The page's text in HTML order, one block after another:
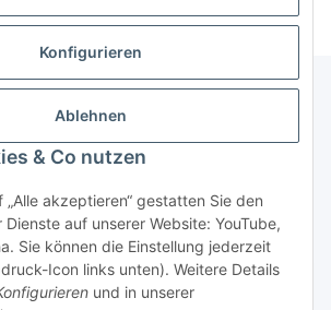
Konfigurieren
Ablehnen
& Co nutzen
„Alle akzeptieren“ gestatten Sie den
auf unserer Website: YouTube,
Sie können die Einstellung jederzeit
Icon links unten). Weitere Details
und in unserer
Vertrag widerrufen